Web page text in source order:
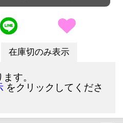
在庫切のみ表示
す。
をクリックしてくださ